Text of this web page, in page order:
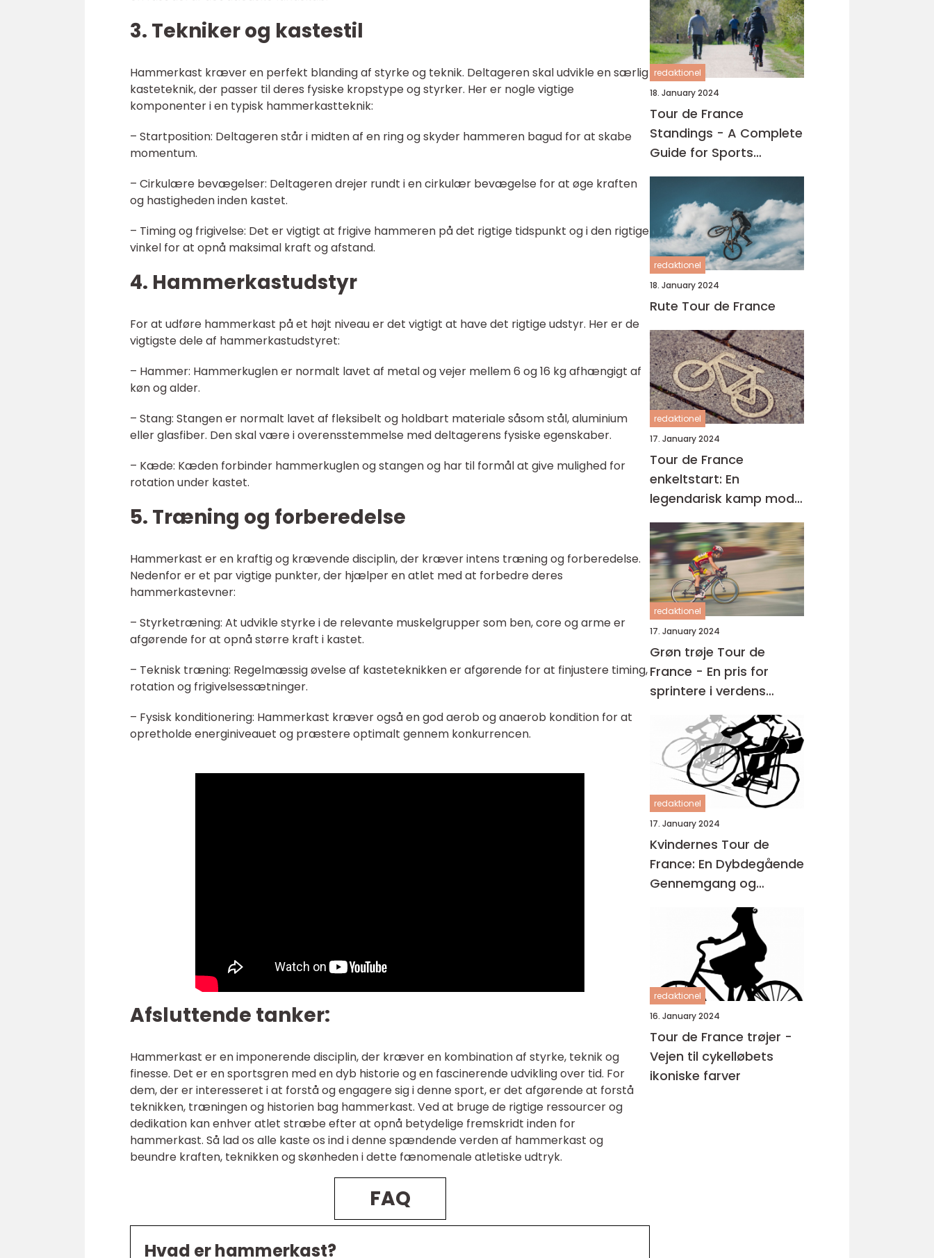
3. Tekniker og kastestil
Hammerkast kræver en perfekt blanding af styrke og teknik. Deltageren skal udvikle en særlig
kasteteknik, der passer til deres fysiske kropstype og styrker. Her er nogle vigtige
komponenter i en typisk hammerkastteknik:
– Startposition: Deltageren står i midten af en ring og skyder hammeren bagud for at skabe
momentum.
– Cirkulære bevægelser: Deltageren drejer rundt i en cirkulær bevægelse for at øge kraften
og hastigheden inden kastet.
– Timing og frigivelse: Det er vigtigt at frigive hammeren på det rigtige tidspunkt og i den rigtige
vinkel for at opnå maksimal kraft og afstand.
4. Hammerkastudstyr
For at udføre hammerkast på et højt niveau er det vigtigt at have det rigtige udstyr. Her er de
vigtigste dele af hammerkastudstyret:
– Hammer: Hammerkuglen er normalt lavet af metal og vejer mellem 6 og 16 kg afhængigt af
køn og alder.
– Stang: Stangen er normalt lavet af fleksibelt og holdbart materiale såsom stål, aluminium
eller glasfiber. Den skal være i overensstemmelse med deltagerens fysiske egenskaber.
– Kæde: Kæden forbinder hammerkuglen og stangen og har til formål at give mulighed for
rotation under kastet.
5. Træning og forberedelse
Hammerkast er en kraftig og krævende disciplin, der kræver intens træning og forberedelse.
Nedenfor er et par vigtige punkter, der hjælper en atlet med at forbedre deres
hammerkastevner:
– Styrketræning: At udvikle styrke i de relevante muskelgrupper som ben, core og arme er
afgørende for at opnå større kraft i kastet.
– Teknisk træning: Regelmæssig øvelse af kasteteknikken er afgørende for at finjustere timing,
rotation og frigivelsessætninger.
– Fysisk konditionering: Hammerkast kræver også en god aerob og anaerob kondition for at
opretholde energiniveauet og præstere optimalt gennem konkurrencen.
Afsluttende tanker:
Hammerkast er en imponerende disciplin, der kræver en kombination af styrke, teknik og
finesse. Det er en sportsgren med en dyb historie og en fascinerende udvikling over tid. For
dem, der er interesseret i at forstå og engagere sig i denne sport, er det afgørende at forstå
teknikken, træningen og historien bag hammerkast. Ved at bruge de rigtige ressourcer og
dedikation kan enhver atlet stræbe efter at opnå betydelige fremskridt inden for
hammerkast. Så lad os alle kaste os ind i denne spændende verden af hammerkast og
beundre kraften, teknikken og skønheden i dette fænomenale atletiske udtryk.
FAQ
Hvad er hammerkast?
redaktionel
18. January 2024
Tour de France
Standings - A Complete
Guide for Sports
Enthusiasts
redaktionel
18. January 2024
Rute Tour de France
redaktionel
17. January 2024
Tour de France
enkeltstart: En
legendarisk kamp mod
uret
redaktionel
17. January 2024
Grøn trøje Tour de
France - En pris for
sprintere i verdens
største cykelløb
redaktionel
17. January 2024
Kvindernes Tour de
France: En Dybdegående
Gennemgang og
Historisk Udvikling
redaktionel
16. January 2024
Tour de France trøjer -
Vejen til cykelløbets
ikoniske farver